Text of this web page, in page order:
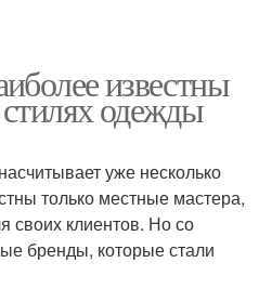
известны
одежды
уже несколько
только местные мастера,
своих клиентов. Но со
бренды, которые стали